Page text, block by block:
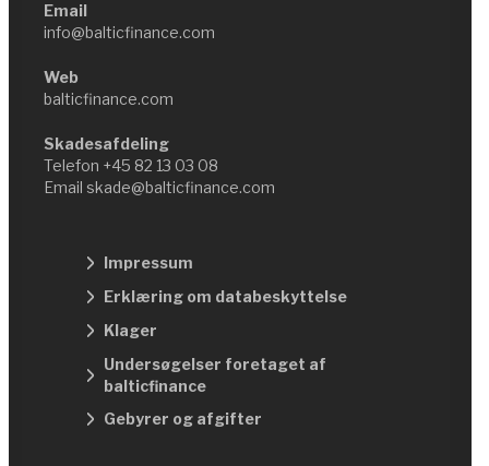
Email
info@balticfinance.com
Web
balticfinance.com
Skadesafdeling
Telefon +45 82 13 03 08
Email skade@balticfinance.com
Impressum
Erklæring om databeskyttelse
Klager
Undersøgelser foretaget af
balticfinance
Gebyrer og afgifter